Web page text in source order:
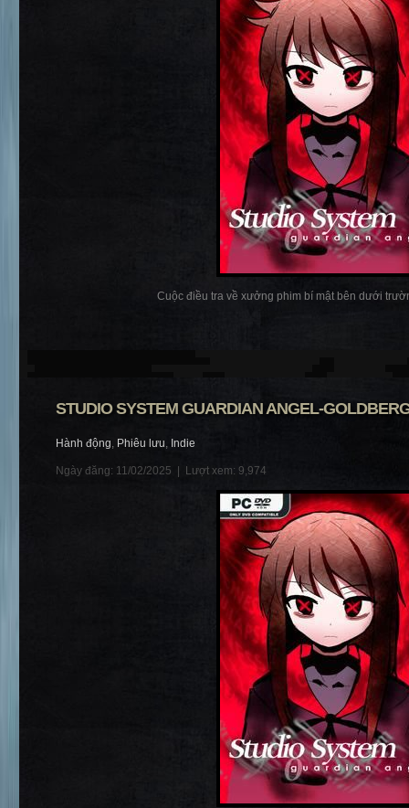
Cuộc điều tra về xưởng phim bí mật bên dưới
STUDIO SYSTEM GUARDIAN ANGEL-
Hành động, Phiêu lưu, Indie
Ngày đăng: 11/02/2025 | Lượt xem: 9,974